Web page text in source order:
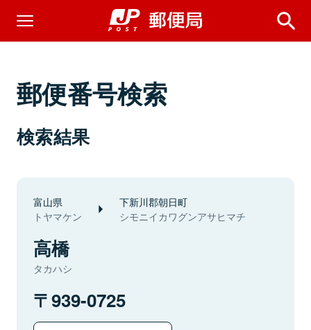
郵便番号検索
検索結果
富山県
トヤマケン
下新川郡朝日町
シモニイカワグンアサヒマチ
高橋
タカハシ
939-0725